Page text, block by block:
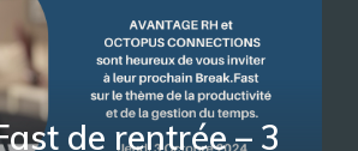
de rentrée – 3